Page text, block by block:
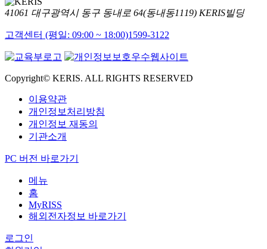
41061 대구광역시 동구 동내로 64(동내동1119) KERIS빌딩
고객센터 (평일: 09:00 ~ 18:00)1599-3122
Copyright© KERIS. ALL RIGHTS RESERVED
이용약관
개인정보처리방침
개인정보 재동의
기관소개
PC 버전 바로가기
메뉴
홈
MyRISS
해외전자정보 바로가기
로그인